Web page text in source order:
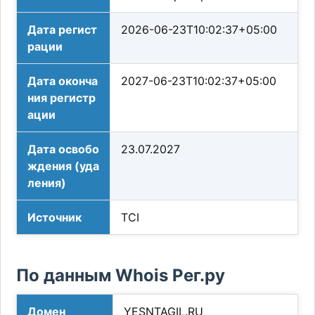
Дата регист
рации
2026-06-23T10:02:37+05:00
Дата оконча
ния регистр
ации
2027-06-23T10:02:37+05:00
Дата освобо
ждения (уда
ления)
23.07.2027
Источник TCI
По данным Whois Рег.ру
Домен YESNTAGIL.RU